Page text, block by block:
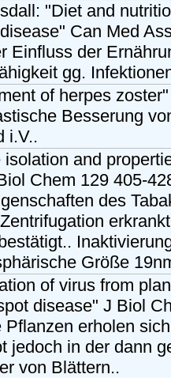
"Diet and
Can Med
Einfluss der
gg.
of herpes
Besserung
i.V..
and
Chem 129 405-
des
Größe
of virus from
disease" J Biol
Pflanzen erholen
jedoch in der dann
von Blättern..